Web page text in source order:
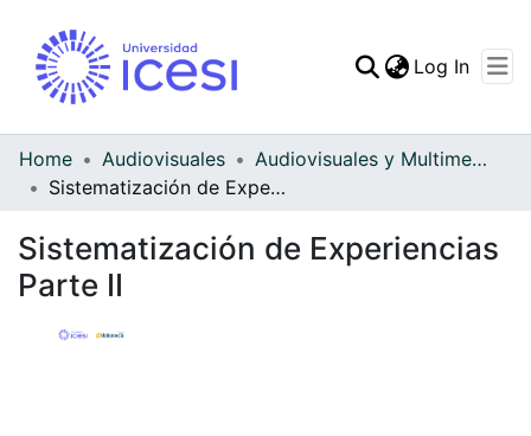
All of DSpace
Log In
Home Audiovisuales
Audiovisuales y Multimedia
Sistematización de Experiencias Parte II
Sistematización de Experiencias
Parte II